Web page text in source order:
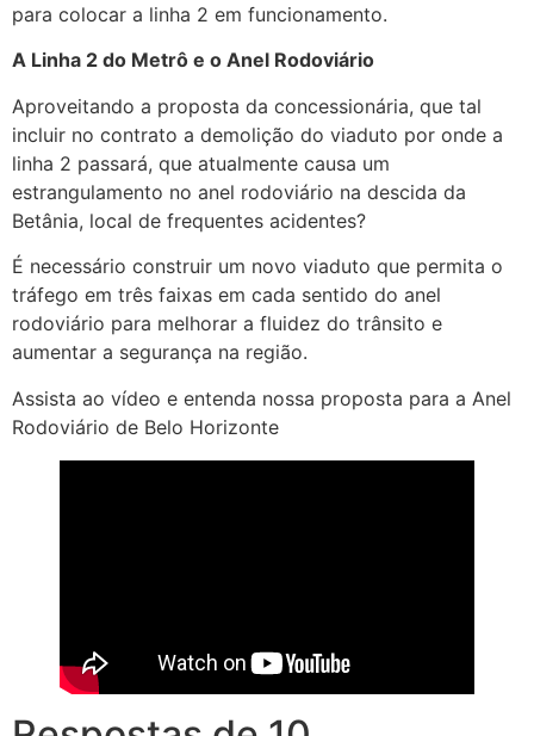
para colocar a linha 2 em funcionamento.
A Linha 2 do Metrô e o Anel Rodoviário
Aproveitando a proposta da concessionária, que tal
incluir no contrato a demolição do viaduto por onde a
linha 2 passará, que atualmente causa um
estrangulamento no anel rodoviário na descida da
Betânia, local de frequentes acidentes?
É necessário construir um novo viaduto que permita o
tráfego em três faixas em cada sentido do anel
rodoviário para melhorar a fluidez do trânsito e
aumentar a segurança na região.
Assista ao vídeo e entenda nossa proposta para a Anel
Rodoviário de Belo Horizonte